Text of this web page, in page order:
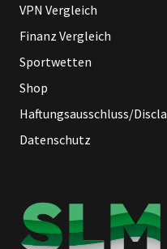
VPN Vergleich
Finanz Vergleich
Sportwetten
Shop
Haftungsausschluss/
Datenschutz